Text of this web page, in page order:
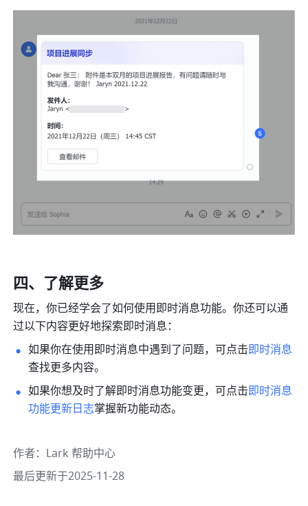
四、了解更多
现在，你已经学会了如何使用即时消息功能。你还可以通
过以下内容更好地探索即时消息：
如果你在使用即时消息中遇到了问题，可点击即时消息
查找更多内容。
如果你想及时了解即时消息功能变更，可点击即时消息
功能更新日志掌握新功能动态。
作者： Lark 帮助中心
最后更新于2025-11-28